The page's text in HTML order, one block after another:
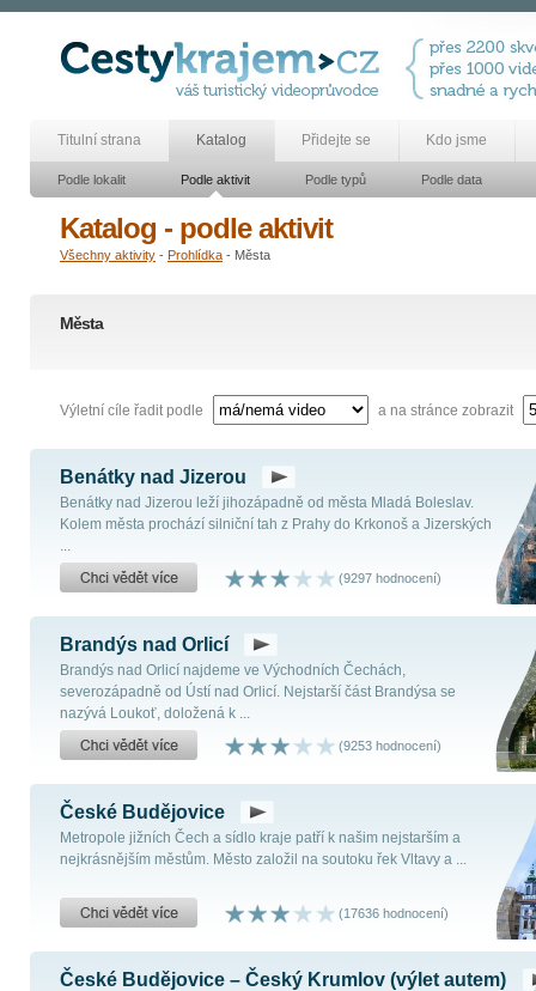
Titulní strana Katalog Přidejte se Kdo jsme
Podle lokalit Podle aktivit Podle typů Podle data
Katalog - podle aktivit
Všechny aktivity - Prohlídka - Města
Města
Výletní cíle řadit podle a na stránce zobrazit
Benátky nad Jizerou
Benátky nad Jizerou leží jihozápadně od města Mladá Boleslav.
Kolem města prochází silniční tah z Prahy do Krkonoš a Jizerských
...
(9297 hodnocení)
Brandýs nad Orlicí
Brandýs nad Orlicí najdeme ve Východních Čechách,
severozápadně od Ústí nad Orlicí. Nejstarší část Brandýsa se
nazývá Loukoť, doložená k ...
(9253 hodnocení)
České Budějovice
Metropole jižních Čech a sídlo kraje patří k našim nejstarším a
nejkrásnějším městům. Město založil na soutoku řek Vltavy a ...
(17636 hodnocení)
České Budějovice – Český Krumlov (výlet autem)